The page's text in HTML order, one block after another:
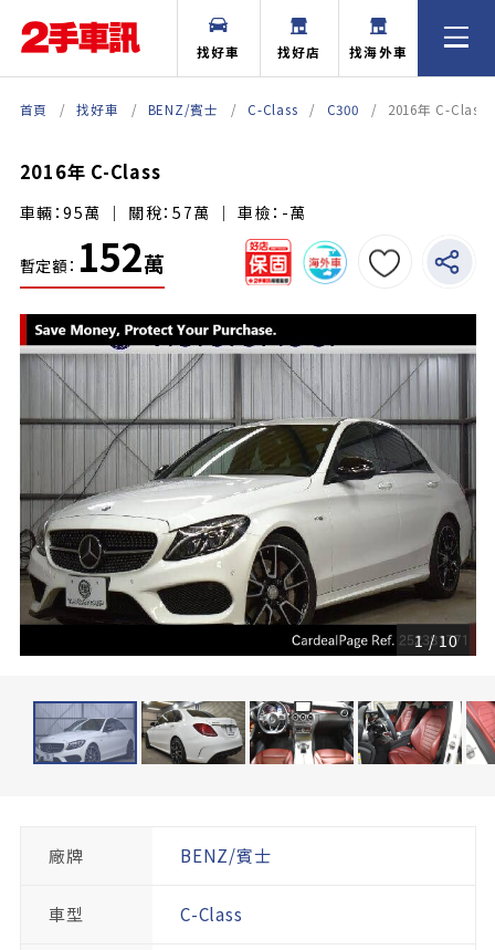
找好車 找好店 找海外車
首頁 找好車 BENZ/賓士 C-Class C300 2016年 C-Class
2016年 C-Class
車輛：95萬 ｜ 關稅：57萬 ｜ 車檢：-萬
暫定額： 152萬
1/10
廠牌 BENZ/賓士
車型 C-Class